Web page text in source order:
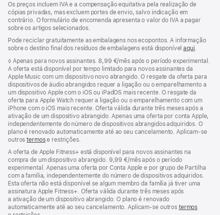
de
rodapé
Os preços incluem IVA e a compensação equitativa pela realização de
cópias privadas, mas excluem portes de envio, salvo indicação em
contrário. O formulário de encomenda apresenta o valor do IVA a pagar
sobre os artigos selecionados.
Pode reciclar gratuitamente as embalagens nos ecopontos. A informação
sobre o destino final dos resíduos de embalagens está disponívelaqui.
Nota
de
rodapé
◊ Apenas para novos assinantes. 8,99 €/mês após o período experimental.
A oferta está disponível por tempo limitado para novos assinantes da
Apple Music com um dispositivo novo abrangido. O resgate da oferta para
dispositivos de áudio abrangidos requer a ligação ou o emparelhamento a
um dispositivo Apple com o iOS ou iPadOS mais recente. O resgate da
oferta para Apple Watch requer a ligação ou o emparelhamento com um
iPhone com o iOS mais recente. Oferta válida durante três meses após a
ativação de um dispositivo abrangido. Apenas uma oferta por conta Apple,
independentemente do número de dispositivos abrangidos adquiridos. O
plano é renovado automaticamente até ao seu cancelamento. Aplicam-se
outrostermose restrições.
A oferta de Apple Fitness+ está disponível para novos assinantes na
compra de um dispositivo abrangido. 9,99 €/mês após o período
experimental. Apenas uma oferta por Conta Apple e por grupo de Partilha
com a família, independentemente do número de dispositivos adquiridos.
Esta oferta não está disponível se algum membro da família já tiver uma
assinatura Apple Fitness+. Oferta válida durante três meses após
a ativação de um dispositivo abrangido. O plano é renovado
automaticamente até ao seu cancelamento. Aplicam‑se outros termos